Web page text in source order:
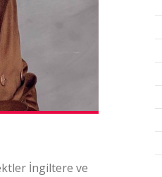
İngiltere ve